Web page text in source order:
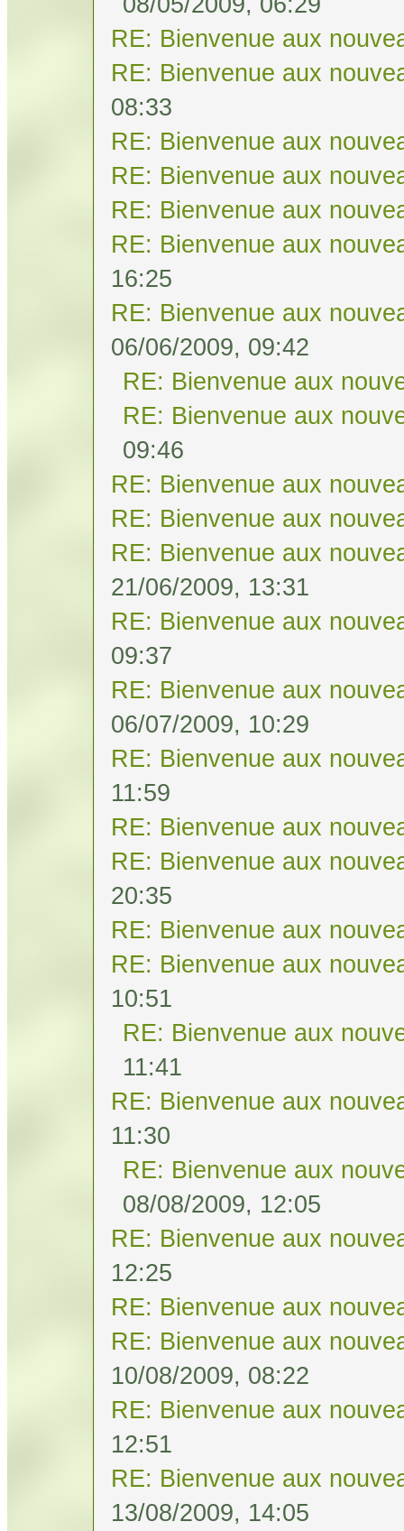
RE: Bienvenue aux
RE: Bienvenue aux
08:33
RE: Bienvenue aux
RE: Bienvenue aux
RE: Bienvenue aux
RE: Bienvenue aux
16:25
RE: Bienvenue aux
06/06/2009, 09:42
RE: Bienvenue aux
RE: Bienvenue aux
09:46
RE: Bienvenue aux
RE: Bienvenue aux
RE: Bienvenue aux
21/06/2009, 13:31
RE: Bienvenue aux
09:37
RE: Bienvenue aux
06/07/2009, 10:29
RE: Bienvenue aux
11:59
RE: Bienvenue aux
RE: Bienvenue aux
20:35
RE: Bienvenue aux
RE: Bienvenue aux
10:51
RE: Bienvenue aux
11:41
RE: Bienvenue aux
11:30
RE: Bienvenue aux
08/08/2009, 12:05
RE: Bienvenue aux
12:25
RE: Bienvenue aux
RE: Bienvenue aux
10/08/2009, 08:22
RE: Bienvenue aux
12:51
RE: Bienvenue aux
13/08/2009, 14:05